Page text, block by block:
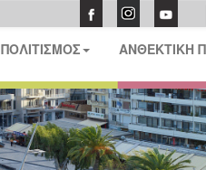
ΠΟΛΙΤΙΣΜΟΣ ΑΝΘΕΚΤΙΚΗ